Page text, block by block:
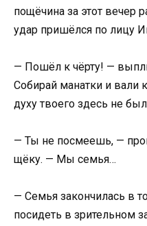
пощёчина за этот вечер
удар пришёлся по лицу
— Пошёл к чёрту! —
Собирай манатки и вали
духу твоего здесь не
— Ты не посмеешь, —
щёку. — Мы семья…
— Семья закончилась в
посидеть в зрительном